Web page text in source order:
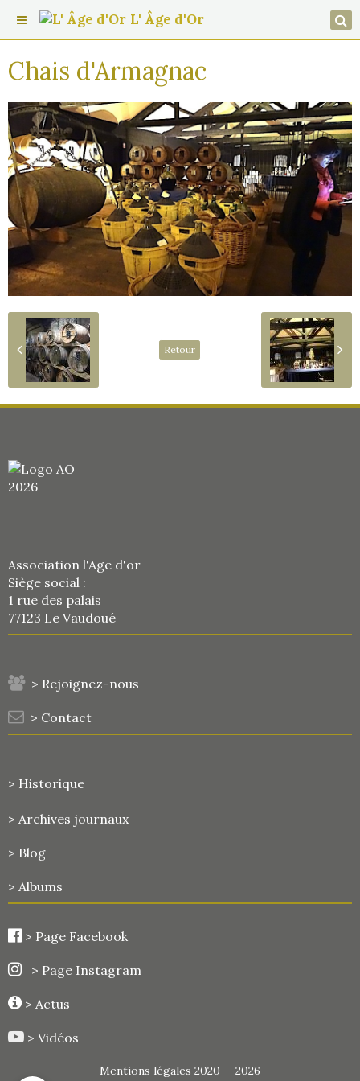
L' Âge d'Or
Chais d'Armagnac
Retour
Association l'Age d'or
Siège social :
1 rue des palais
77123 Le Vaudoué
> Rejoignez-nous
> Contact
> Historique
> Archives journaux
> Blog
> Albums
> Page Facebook
> Page Instagram
> Actus
> Vidéos
Mentions légales 2020 - 2026